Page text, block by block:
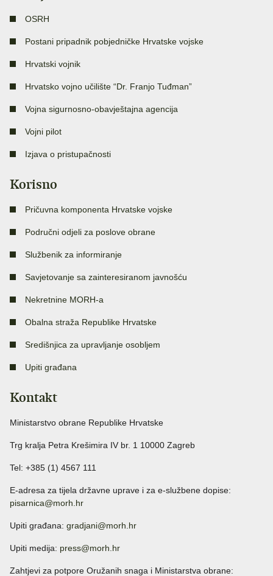
OSRH
Postani pripadnik pobjedničke Hrvatske vojske
Hrvatski vojnik
Hrvatsko vojno učilište “Dr. Franjo Tuđman”
Vojna sigurnosno-obavještajna agencija
Vojni pilot
Izjava o pristupačnosti
Korisno
Pričuvna komponenta Hrvatske vojske
Područni odjeli za poslove obrane
Službenik za informiranje
Savjetovanje sa zainteresiranom javnošću
Nekretnine MORH-a
Obalna straža Republike Hrvatske
Središnjica za upravljanje osobljem
Upiti građana
Kontakt
Ministarstvo obrane Republike Hrvatske
Trg kralja Petra Krešimira IV br. 1 10000 Zagreb
Tel: +385 (1) 4567 111
E-adresa za tijela državne uprave i za e-službene dopise:
pisarnica@morh.hr
Upiti građana: gradjani@morh.hr
Upiti medija: press@morh.hr
Zahtjevi za potpore Oružanih snaga i Ministarstva obrane: